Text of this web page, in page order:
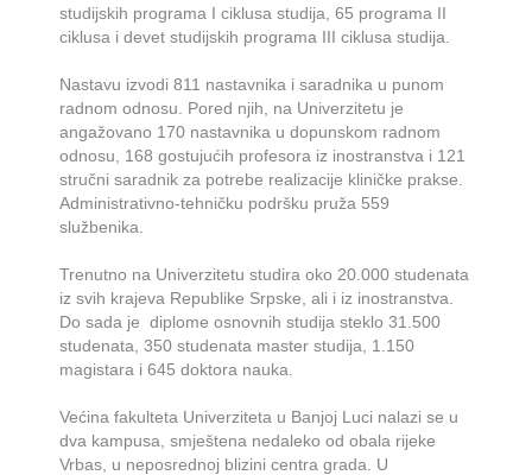
studijskih programa I ciklusa studija, 65 programa II
ciklusa i devet studijskih programa III ciklusa studija.
Nastavu izvodi 811 nastavnika i saradnika u punom
radnom odnosu. Pored njih, na Univerzitetu je
angažovano 170 nastavnika u dopunskom radnom
odnosu, 168 gostujućih profesora iz inostranstva i 121
stručni saradnik za potrebe realizacije kliničke prakse.
Administrativno-tehničku podršku pruža 559
službenika.
Trenutno na Univerzitetu studira oko 20.000 studenata
iz svih krajeva Republike Srpske, ali i iz inostranstva.
Do sada je diplome osnovnih studija steklo 31.500
studenata, 350 studenata master studija, 1.150
magistara i 645 doktora nauka.
Većina fakulteta Univerziteta u Banjoj Luci nalazi se u
dva kampusa, smještena nedaleko od obala rijeke
Vrbas, u neposrednoj blizini centra grada. U